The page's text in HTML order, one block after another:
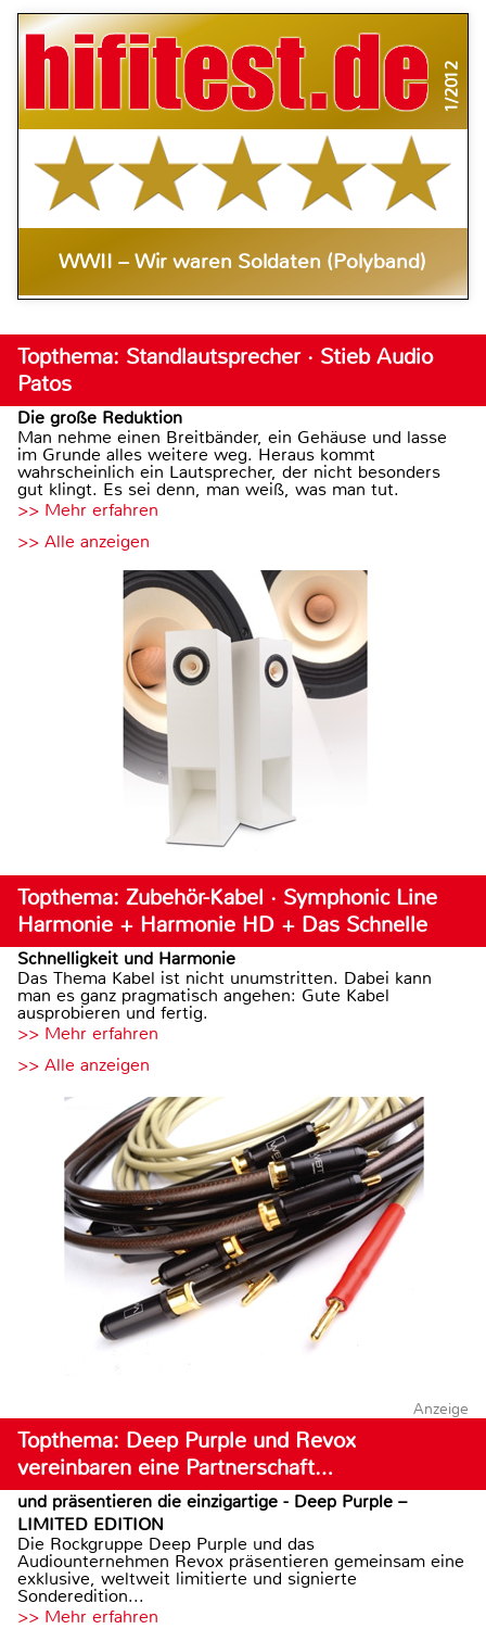
1/2012
WWII – Wir waren Soldaten (Polyband)
Topthema: Standlautsprecher · Stieb Audio
Patos
Die große Reduktion
Man nehme einen Breitbänder, ein Gehäuse und lasse
im Grunde alles weitere weg. Heraus kommt
wahrscheinlich ein Lautsprecher, der nicht besonders
gut klingt. Es sei denn, man weiß, was man tut.
>> Mehr erfahren
>> Alle anzeigen
Topthema: Zubehör-Kabel · Symphonic Line
Harmonie + Harmonie HD + Das Schnelle
Schnelligkeit und Harmonie
Das Thema Kabel ist nicht unumstritten. Dabei kann
man es ganz pragmatisch angehen: Gute Kabel
ausprobieren und fertig.
>> Mehr erfahren
>> Alle anzeigen
Anzeige
Topthema: Deep Purple und Revox
vereinbaren eine Partnerschaft…
und präsentieren die einzigartige - Deep Purple –
LIMITED EDITION
Die Rockgruppe Deep Purple und das
Audiounternehmen Revox präsentieren gemeinsam eine
exklusive, weltweit limitierte und signierte
Sonderedition...
>> Mehr erfahren